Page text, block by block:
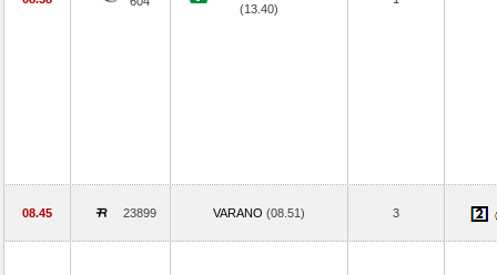
(13.40)
08.45 23899 VARANO (08.51) 3